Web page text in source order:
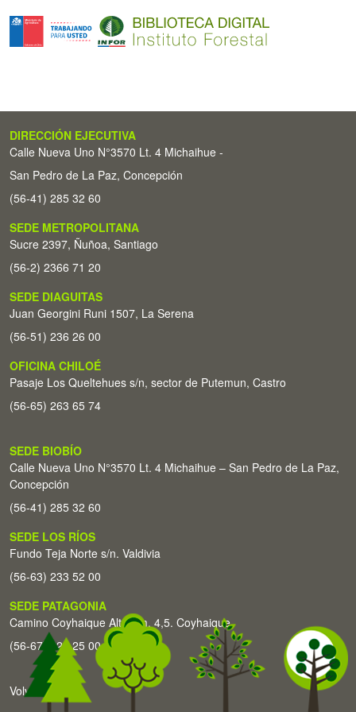
DIRECCIÓN EJECUTIVA
Calle Nueva Uno N°3570 Lt. 4 Michaihue -
San Pedro de La Paz, Concepción
(56-41) 285 32 60
SEDE METROPOLITANA
Sucre 2397, Ñuñoa, Santiago
(56-2) 2366 71 20
SEDE DIAGUITAS
Juan Georgini Runi 1507, La Serena
(56-51) 236 26 00
OFICINA CHILOÉ
Pasaje Los Queltehues s/n, sector de Putemun, Castro
(56-65) 263 65 74
SEDE BIOBÍO
Calle Nueva Uno N°3570 Lt. 4 Michaihue – San Pedro de La Paz,
Concepción
(56-41) 285 32 60
SEDE LOS RÍOS
Fundo Teja Norte s/n. Valdivia
(56-63) 233 52 00
SEDE PATAGONIA
Camino Coyhaique Alto Km. 4,5. Coyhaique
(56-67) 226 25 00
Volver arriba